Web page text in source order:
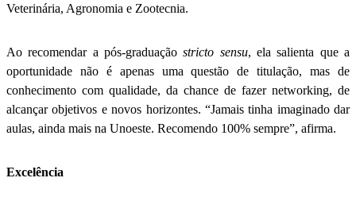
Veterinária, Agronomia e Zootecnia.
Ao recomendar a pós-graduaçãostricto sensu, ela salienta que a
oportunidade não é apenas uma questão de titulação, mas de
conhecimento com qualidade, da chance de fazer networking, de
alcançar objetivos e novos horizontes. “Jamais tinha imaginado dar
aulas, ainda mais na Unoeste. Recomendo 100% sempre”, afirma.
Excelência